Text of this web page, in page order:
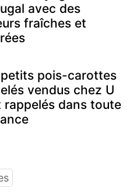
avec des
fraîches et
petits pois-carottes
vendus chez U
rappelés dans toute